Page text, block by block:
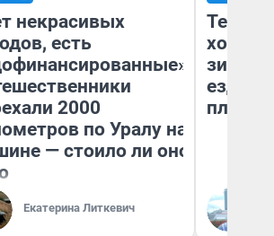
некрасивых
есть
2000
по Уралу на
— стоило ли оно
Екатерина Литкевич
Тепло
зимой.
ездит
плюсы